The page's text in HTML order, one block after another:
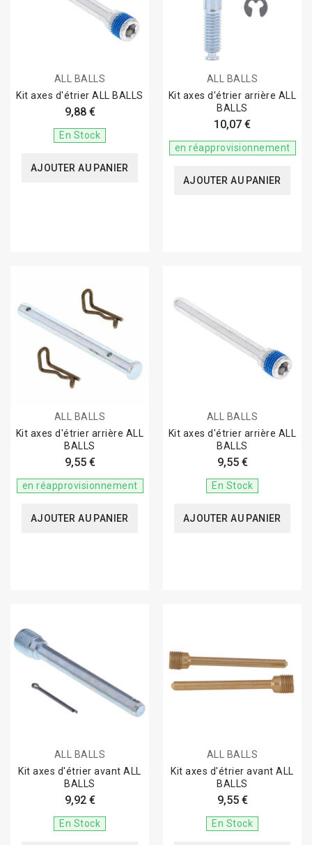
ALL BALLS
Kit axes d'étrier ALL BALLS
9,88 €
En Stock
AJOUTER AU PANIER
ALL BALLS
Kit axes d'étrier arrière ALL
BALLS
10,07 €
en réapprovisionnement
AJOUTER AU PANIER
ALL BALLS
Kit axes d'étrier arrière ALL
BALLS
9,55 €
en réapprovisionnement
AJOUTER AU PANIER
ALL BALLS
Kit axes d'étrier arrière ALL
BALLS
9,55 €
En Stock
AJOUTER AU PANIER
ALL BALLS
Kit axes d'étrier avant ALL
BALLS
9,92 €
En Stock
ALL BALLS
Kit axes d'étrier avant ALL
BALLS
9,55 €
En Stock